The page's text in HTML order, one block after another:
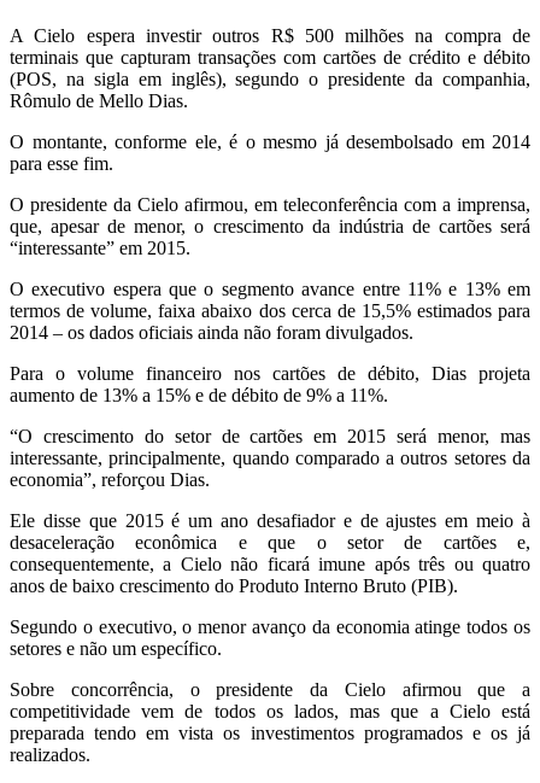
A Cielo espera investir outros R$ 500 milhões na compra de
terminais que capturam transações com cartões de crédito e débito
(POS, na sigla em inglês), segundo o presidente da companhia,
Rômulo de Mello Dias.
O montante, conforme ele, é o mesmo já desembolsado em 2014
para esse fim.
O presidente da Cielo afirmou, em teleconferência com a imprensa,
que, apesar de menor, o crescimento da indústria de cartões será
“interessante” em 2015.
O executivo espera que o segmento avance entre 11% e 13% em
termos de volume, faixa abaixo dos cerca de 15,5% estimados para
2014 – os dados oficiais ainda não foram divulgados.
Para o volume financeiro nos cartões de débito, Dias projeta
aumento de 13% a 15% e de débito de 9% a 11%.
“O crescimento do setor de cartões em 2015 será menor, mas
interessante, principalmente, quando comparado a outros setores da
economia”, reforçou Dias.
Ele disse que 2015 é um ano desafiador e de ajustes em meio à
desaceleração econômica e que o setor de cartões e,
consequentemente, a Cielo não ficará imune após três ou quatro
anos de baixo crescimento do Produto Interno Bruto (PIB).
Segundo o executivo, o menor avanço da economia atinge todos os
setores e não um específico.
Sobre concorrência, o presidente da Cielo afirmou que a
competitividade vem de todos os lados, mas que a Cielo está
preparada tendo em vista os investimentos programados e os já
realizados.